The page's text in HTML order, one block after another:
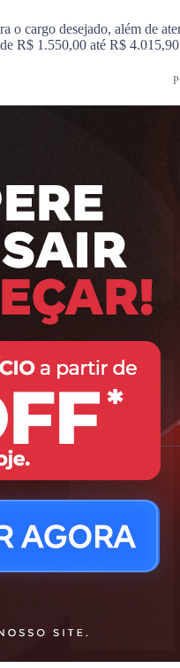
o cargo desejado, além de
R$ 1.550,00 até R$